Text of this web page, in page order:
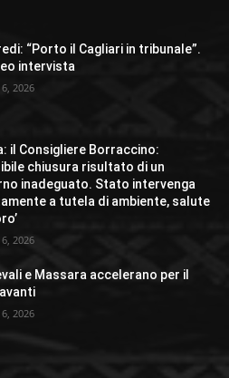
“Porto il Cagliari in tribunale”.
intervista
2026
il Consigliere Borraccino:
chiusura risultato di un
inadeguato. Stato intervenga
a tutela di ambiente, salute
2026
e Massara accelerano per il
2026